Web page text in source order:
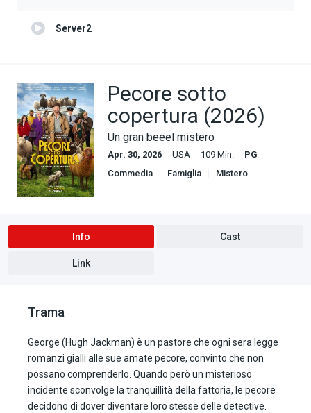
Server2
Pecore sotto
copertura (2026)
Un gran beeel mistero
Apr. 30, 2026 USA 109 Min.
PG
Commedia
Famiglia Mistero
Info Cast
Link
Trama
George (Hugh Jackman) è un pastore che ogni sera legge
romanzi gialli alle sue amate pecore, convinto che non
possano comprenderlo. Quando però un misterioso
incidente sconvolge la tranquillità della fattoria, le pecore
decidono di dover diventare loro stesse delle detective.